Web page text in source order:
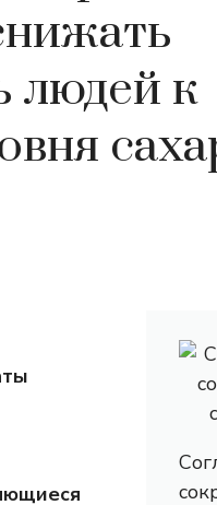
людей к